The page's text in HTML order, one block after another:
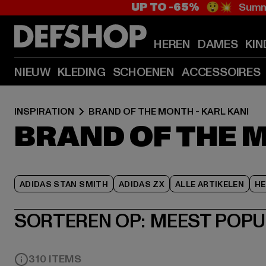
UP TO -65% 😲💥
HEREN DAMES
NIEUW KLEDING SCHOENEN ACCESSOIRES
INSPIRATION BRAND OF THE MONTH - KARL KANI
BRAND OF THE
ADIDAS STAN SMITH ADIDAS ZX ALLE ARTIKELEN
SORTEREN OP: MEEST
310 ITEMS